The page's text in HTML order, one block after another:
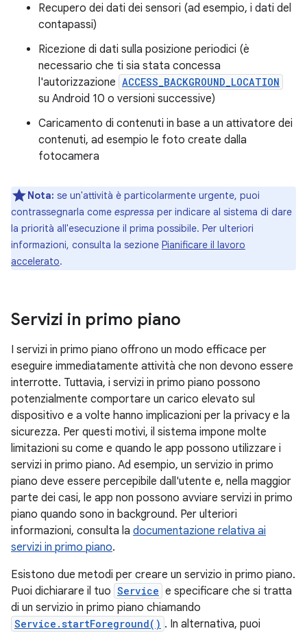
Recupero dei dati dei sensori (ad esempio, i dati del
contapassi)
Ricezione di dati sulla posizione periodici (è
necessario che ti sia stata concessa
l'autorizzazione ACCESS_BACKGROUND_LOCATION
su Android 10 o versioni successive)
Caricamento di contenuti in base a un attivatore dei
contenuti, ad esempio le foto create dalla
fotocamera
Nota: se un'attività è particolarmente urgente, puoi
contrassegnarla come espressa per indicare al sistema di dare
la priorità all'esecuzione il prima possibile. Per ulteriori
informazioni, consulta la sezione Pianificare il lavoro
accelerato.
Servizi in primo piano
I servizi in primo piano offrono un modo efficace per
eseguire immediatamente attività che non devono essere
interrotte. Tuttavia, i servizi in primo piano possono
potenzialmente comportare un carico elevato sul
dispositivo e a volte hanno implicazioni per la privacy e la
sicurezza. Per questi motivi, il sistema impone molte
limitazioni su come e quando le app possono utilizzare i
servizi in primo piano. Ad esempio, un servizio in primo
piano deve essere percepibile dall'utente e, nella maggior
parte dei casi, le app non possono avviare servizi in primo
piano quando sono in background. Per ulteriori
informazioni, consulta la documentazione relativa ai
servizi in primo piano.
Esistono due metodi per creare un servizio in primo piano.
Puoi dichiarare il tuo Service e specificare che si tratta
di un servizio in primo piano chiamando
Service.startForeground() . In alternativa, puoi